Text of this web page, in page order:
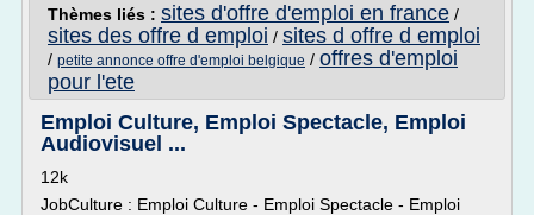
Thèmes liés : sites d'offre d'emploi en france /
sites des offre d emploi / sites d offre d emploi
/ petite annonce offre d'emploi belgique / offres d'emploi
pour l'ete
Emploi Culture, Emploi Spectacle, Emploi
Audiovisuel ...
12k
JobCulture : Emploi Culture - Emploi Spectacle - Emploi